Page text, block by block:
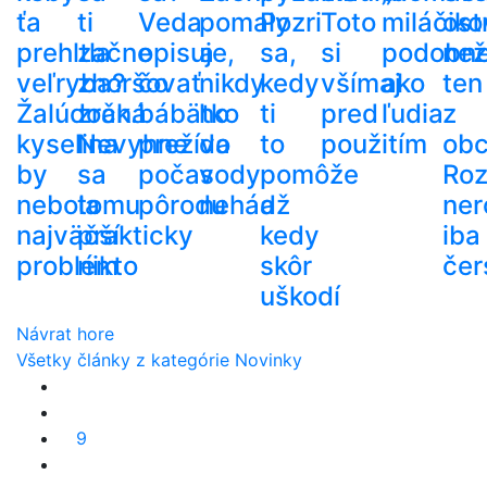
ťa
prehltla
veľryba?
Žalúdočná
kyselina
by
nebola
najväčší
problém
ti
začne
zhoršovať
zrak.
Nevyhne
sa
tomu
prakticky
nikto
Veda
opisuje,
čo
bábätko
prežíva
počas
pôrodu
pomaly
a
nikdy
ho
do
vody
nehádž
Pozri
sa,
kedy
ti
to
pomôže
a
kedy
skôr
uškodí
Toto
si
všímaj
pred
použitím
ako
ľudia
než
ten
z
iba
Návrat hore
Všetky články z kategórie Novinky
9